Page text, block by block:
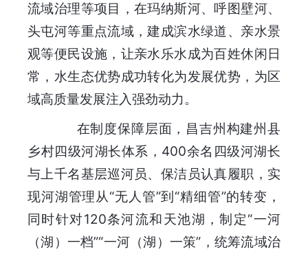
流域治理等项目，在玛纳斯河、呼图壁河、
头屯河等重点流域，建成滨水绿道、亲水景
观等便民设施，让亲水乐水成为百姓休闲日
常，水生态优势成功转化为发展优势，为区
域高质量发展注入强劲动力。
在制度保障层面，昌吉州构建州县
乡村四级河湖长体系，400余名四级河湖长
与上千名基层巡河员、保洁员认真履职，实
现河湖管理从“无人管”到“精细管”的转变，
同时针对120条河流和天池湖，制定“一河
（湖）一档”“一河（湖）一策”，统筹流域治